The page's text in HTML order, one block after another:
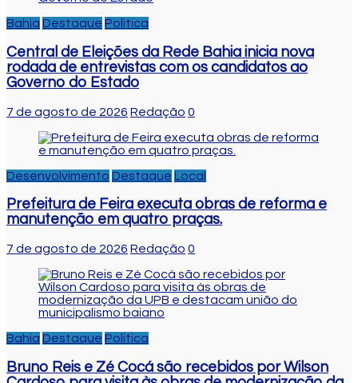
Bahia Destaque Politica
Central de Eleições da Rede Bahia inicia nova
rodada de entrevistas com os candidatos ao
Governo do Estado
7 de agosto de 2026 Redação 0
Desenvolvimento Destaque Local
Prefeitura de Feira executa obras de reforma e
manutenção em quatro praças.
7 de agosto de 2026 Redação 0
Bahia Destaque Politica
Bruno Reis e Zé Cocá são recebidos por Wilson